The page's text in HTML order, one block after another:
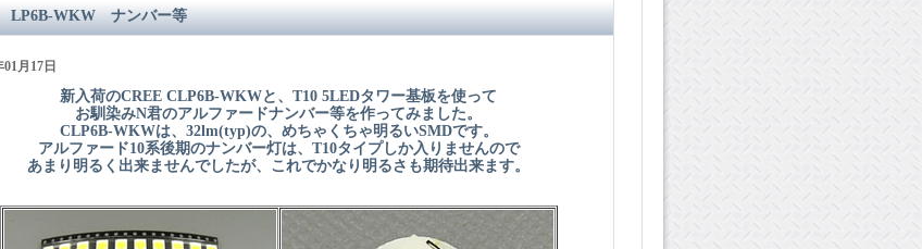
LP6B-WKW ナンバー等
01月17日
新入荷のCREE CLP6B-WKWと、T10 5LEDタワー基板を使って
お馴染みN君のアルファードナンバー等を作ってみました。
CLP6B-WKWは、32lm(typ)の、めちゃくちゃ明るいSMDです。
アルファード10系後期のナンバー灯は、T10タイプしか入りませんので
あまり明るく出来ませんでしたが、これでかなり明るさも期待出来ます。